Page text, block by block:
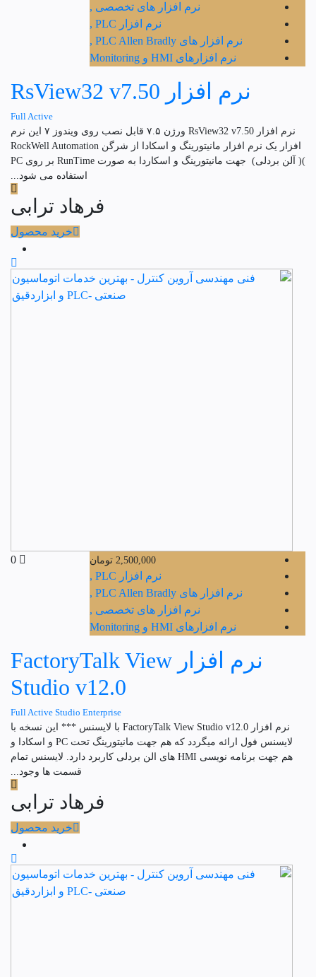
نرم افزار های تخصصی ,
نرم افزار PLC ,
نرم افزار های PLC Allen Bradly ,
نرم افزارهای HMI و Monitoring
نرم افزار RsView32 v7.50
Full Active
نرم افزار RsView32 v7.50 ورژن ۷.۵ قابل نصب روی ویندوز ۷ این نرم
افزار یک نرم افزار مانیتورینگ و اسکادا از شرگن RockWell Automation
)( آلن بردلی) جهت مانیتورینگ و اسکاردا به صورت RunTime بر روی PC
استفاده می شود...
فرهاد ترابی
خرید محصول
2,500,000 تومان
نرم افزار PLC ,
نرم افزار های PLC Allen Bradly ,
نرم افزار های تخصصی ,
نرم افزارهای HMI و Monitoring
نرم افزار FactoryTalk View
Studio v12.0
Full Active Studio Enterprise
نرم افزار FactoryTalk View Studio v12.0 با لایسنس *** این نسخه با
لایسنس فول ارائه میگردد که هم جهت مانیتورینگ تحت PC و اسکادا و
هم جهت برنامه نویسی HMI های الن بردلی کاربرد دارد. لایسنس تمام
قسمت ها وجود...
فرهاد ترابی
خرید محصول